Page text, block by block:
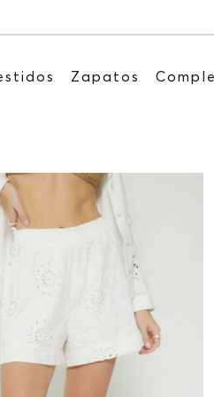
Zapatos